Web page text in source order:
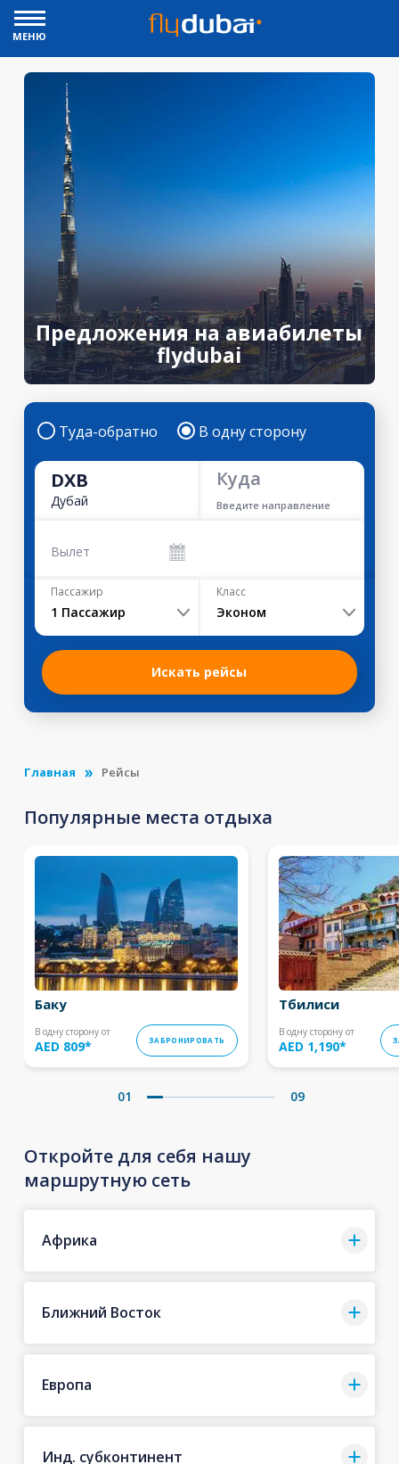
МЕНЮ
Предложения на авиабилеты
flydubai
Туда-обратно В одну сторону
DXB
Дубай
Куда
Введите направление
Вылет
Пассажир
1 Пассажир
Класс
Эконом
Искать рейсы
Главная Рейсы
Популярные места отдыха
Баку
В одну сторону от
AED 809* ЗАБРОНИРОВАТЬ
Тбилиси
В одну сторону от
AED 1,190*
01 09
Откройте для себя нашу
маршрутную сеть
Африка
Ближний Восток
Европа
Инд. субконтинент